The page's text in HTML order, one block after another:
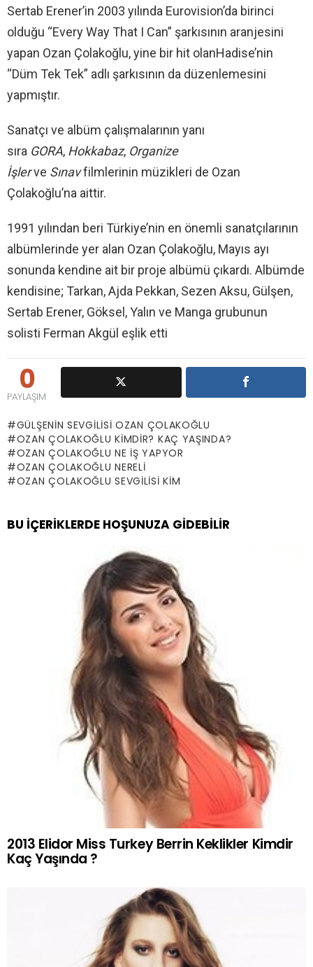
Sertab Erener’in 2003 yılında Eurovision’da birinci
olduğu “Every Way That I Can” şarkısının aranjesini
yapan Ozan Çolakoğlu, yine bir hit olanHadise’nin
“Düm Tek Tek” adlı şarkısının da düzenlemesini
yapmıştır.
Sanatçı ve albüm çalışmalarının yanı
sıra GORA, Hokkabaz, Organize
İşlerve Sınavfilmlerinin müzikleri de Ozan
Çolakoğlu’na aittir.
1991 yılından beri Türkiye’nin en önemli sanatçılarının
albümlerinde yer alan Ozan Çolakoğlu, Mayıs ayı
sonunda kendine ait bir proje albümü çıkardı. Albümde
kendisine; Tarkan, Ajda Pekkan, Sezen Aksu, Gülşen,
Sertab Erener, Göksel, Yalın ve Manga grubunun
solisti Ferman Akgül eşlik etti
0
PAYLAŞIM
GÜLŞENIN SEVGILISI OZAN ÇOLAKOĞLU
OZAN ÇOLAKOĞLU KIMDIR? KAÇ YAŞINDA?
OZAN ÇOLAKOĞLU NE IŞ YAPYOR
OZAN ÇOLAKOĞLU NERELI
OZAN ÇOLAKOĞLU SEVGILISI KIM
BU İÇERIKLERDE HOŞUNUZA GIDEBILIR
2013 Elidor Miss Turkey Berrin Keklikler Kimdir
Kaç Yaşında ?